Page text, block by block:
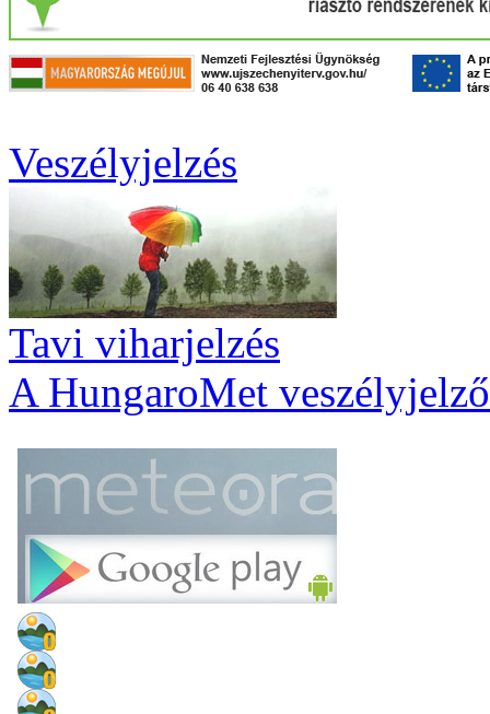
Veszélyjelzés
Tavi viharjelzés
A HungaroMet